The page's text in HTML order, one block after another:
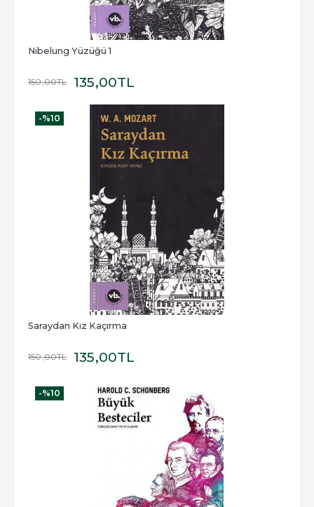
Nibelung Yüzüğü 1
150,00TL 135,00TL
-%10
Saraydan Kız Kaçırma
150,00TL 135,00TL
-%10